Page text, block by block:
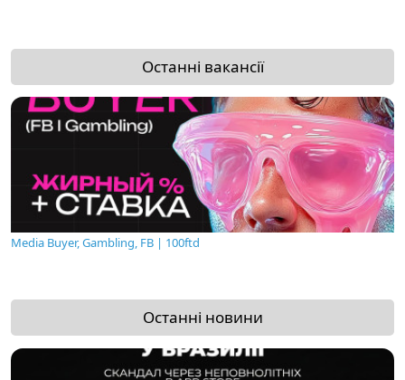
Останні вакансії
Media Buyer, Gambling, FB | 100ftd
Останні новини